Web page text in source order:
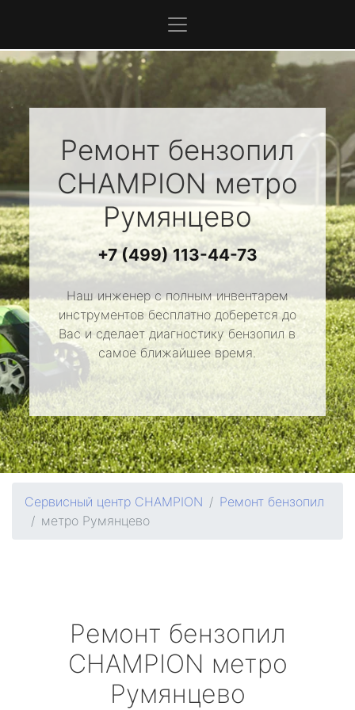
Ремонт бензопил
CHAMPION метро
Румянцево
+7 (499) 113-44-73
Наш инженер с полным инвентарем
инструментов бесплатно доберется до
Вас и сделает диагностику бензопил в
самое ближайшее время.
Сервисный центр CHAMPION
Ремонт бензопил
метро Румянцево
Ремонт бензопил
CHAMPION метро
Румянцево